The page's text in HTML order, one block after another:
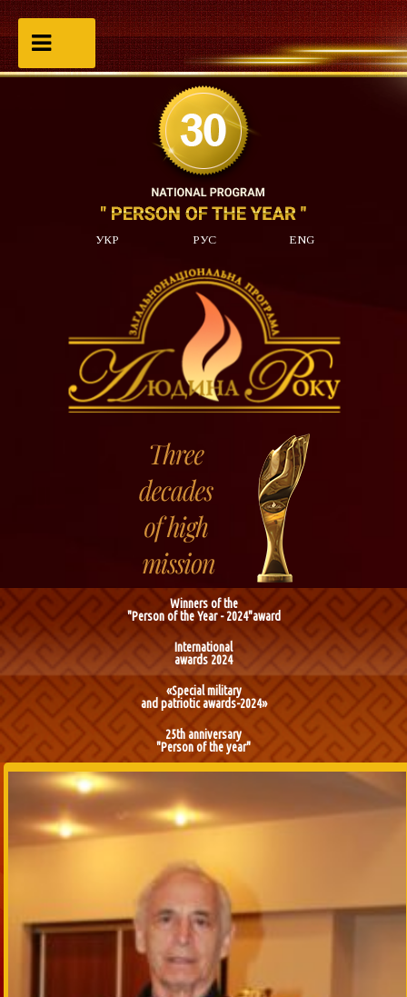
УКР РУС ENG
Winners of the
"Person of the Year - 2024"award
International
awards 2024
«Special military
and patriotic awards-2024»
25th anniversary
"Person of the year"